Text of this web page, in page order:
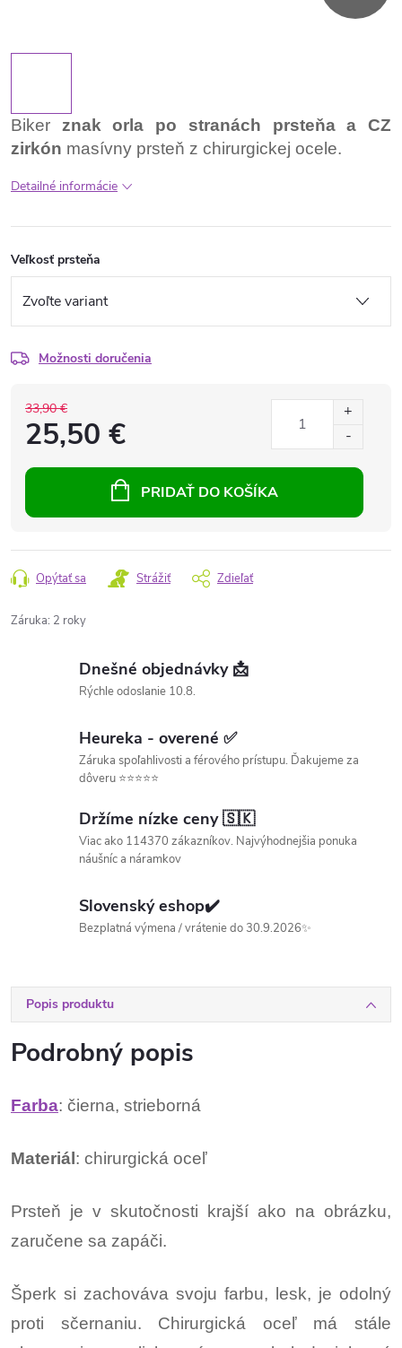
Biker znak orla po stranách prsteňa a CZ
zirkón masívny prsteň z chirurgickej ocele.
Detailné informácie
Veľkosť prsteňa
Možnosti doručenia
33,90 €
25,50 €
PRIDAŤ DO KOŠÍKA
Opýtať sa Strážiť Zdieľať
Záruka: 2 roky
Dnešné objednávky 📩
Rýchle odoslanie 10.8.
Heureka - overené ✅
Záruka spoľahlivosti a férového prístupu. Ďakujeme za
dôveru ⭐⭐⭐⭐⭐
Držíme nízke ceny 🇸🇰
Viac ako 114370 zákazníkov. Najvýhodnejšia ponuka
náušníc a náramkov
Slovenský eshop✔️
Bezplatná výmena / vrátenie do 30.9.2026✨
Popis produktu
Podrobný popis
Farba: čierna, strieborná
Materiál: chirurgická oceľ
Prsteň je v skutočnosti krajší ako na obrázku,
zaručene sa zapáči.
Šperk si zachováva svoju farbu, lesk, je odolný
proti sčernaniu. Chirurgická oceľ má stále